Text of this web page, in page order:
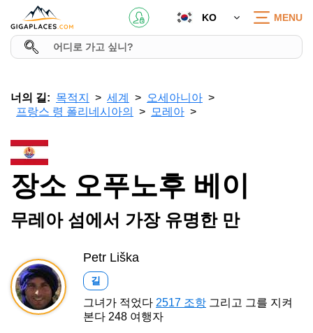
KO MENU
너의 길: 목적지 세계
오세아니아
프랑스 령 폴리네시아의
모레아
장소 오푸노후 베이
무레아 섬에서 가장 유명한 만
Petr Liška
길
그녀가 적었다 2517 조항 그리고 그를 지켜
본다 248 여행자